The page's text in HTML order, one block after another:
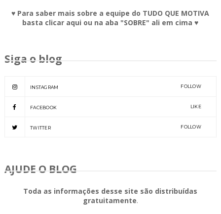
♥ Para saber mais sobre a equipe do TUDO QUE MOTIVA
basta clicar aqui ou na aba "SOBRE" ali em cima ♥
Siga o blog
INSTAGRAM FOLLOW
FACEBOOK LIKE
TWITTER FOLLOW
AJUDE O BLOG
Toda as informações desse site são distribuídas
gratuitamente.